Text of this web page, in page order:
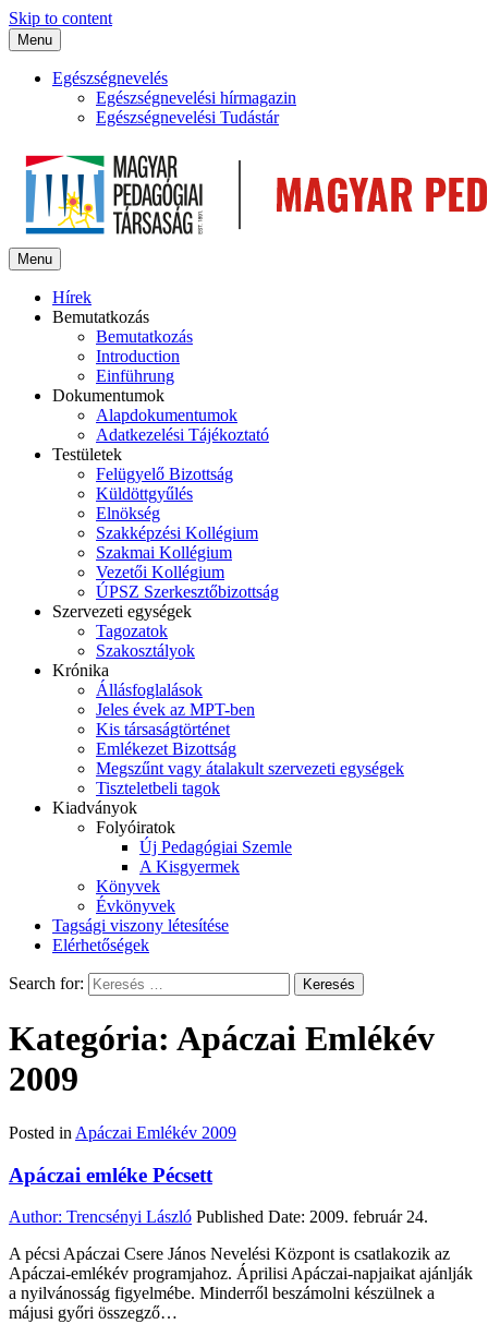
Skip to content
Menu
Egészségnevelés
Egészségnevelési hírmagazin
Egészségnevelési Tudástár
Menu
Hírek
Bemutatkozás
Bemutatkozás
Introduction
Einführung
Dokumentumok
Alapdokumentumok
Adatkezelési Tájékoztató
Testületek
Felügyelő Bizottság
Küldöttgyűlés
Elnökség
Szakképzési Kollégium
Szakmai Kollégium
Vezetői Kollégium
ÚPSZ Szerkesztőbizottság
Szervezeti egységek
Tagozatok
Szakosztályok
Krónika
Állásfoglalások
Jeles évek az MPT-ben
Kis társaságtörténet
Emlékezet Bizottság
Megszűnt vagy átalakult szervezeti egységek
Tiszteletbeli tagok
Kiadványok
Folyóiratok
Új Pedagógiai Szemle
A Kisgyermek
Könyvek
Évkönyvek
Tagsági viszony létesítése
Elérhetőségek
Search for:
Kategória: Apáczai Emlékév
2009
Posted in Apáczai Emlékév 2009
Apáczai emléke Pécsett
Author: Trencsényi László Published Date: 2009. február 24.
A pécsi Apáczai Csere János Nevelési Központ is csatlakozik az
Apáczai-emlékév programjahoz. Áprilisi Apáczai-napjaikat ajánlják
a nyilvánosság figyelmébe. Minderről beszámolni készülnek a
májusi győri összegző…